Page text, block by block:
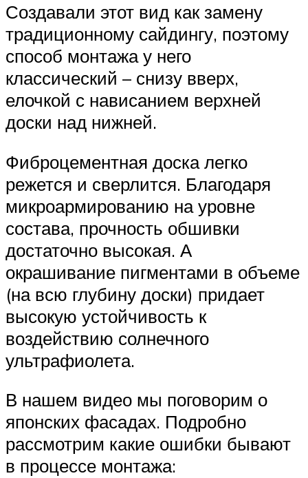
Создавали этот вид как замену
традиционному сайдингу, поэтому
способ монтажа у него
классический – снизу вверх,
елочкой с нависанием верхней
доски над нижней.
Фиброцементная доска легко
режется и сверлится. Благодаря
микроармированию на уровне
состава, прочность обшивки
достаточно высокая. А
окрашивание пигментами в объеме
(на всю глубину доски) придает
высокую устойчивость к
воздействию солнечного
ультрафиолета.
В нашем видео мы поговорим о
японских фасадах. Подробно
рассмотрим какие ошибки бывают
в процессе монтажа: